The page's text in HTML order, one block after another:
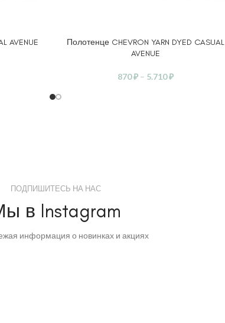
AVENUE ВЫБЕРИТЕ ПАРАМЕТРЫ
Полотенце CHEVRON YARN DYED CASUAL
AVENUE
870₽ – 5.710₽
ПОДПИШИТЕСЬ НА НАС
в Instagram
информация о новинках и акциях